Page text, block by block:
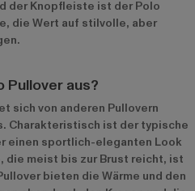
der Knopfleiste ist der Polo
die Wert auf stilvolle, aber
Pullover aus?
sich von anderen Pullovern
Charakteristisch ist der typische
einen sportlich-eleganten Look
die meist bis zur Brust reicht, ist
bieten die Wärme und den